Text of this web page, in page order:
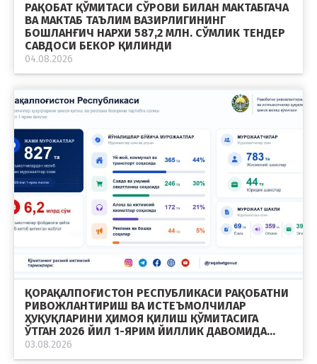
РАҚОБАТ ҚЎМИТАСИ СЎРОВИ БИЛАН МАКТАБГАЧА
ВА МАКТАБ ТАЪЛИМ ВАЗИРЛИГИНИНГ
БОШЛАНҒИЧ НАРХИ 587,2 МЛН. СЎМЛИК ТЕНДЕР
САВДОСИ БЕКОР ҚИЛИНДИ
04.08.2026
ҚОРАҚАЛПОҒИСТОН РЕСПУБЛИКАСИ РАҚОБАТНИ
РИВОЖЛАНТИРИШ ВА ИСТЕЪМОЛЧИЛАР
ҲУҚУҚЛАРИНИ ҲИМОЯ ҚИЛИШ ҚЎМИТАСИГА
ЎТГАН 2026 ЙИЛ 1-ЯРИМ ЙИЛЛИК ДАВОМИДА…
03.08.2026